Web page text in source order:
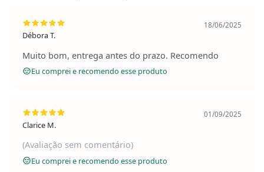
Débora T.
18/06/2025
Muito bom, entrega antes do prazo. Recomendo
Eu comprei e recomendo esse produto
Clarice M.
01/09/2025
(Avaliação sem comentário)
Eu comprei e recomendo esse produto